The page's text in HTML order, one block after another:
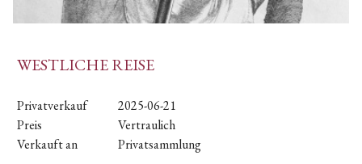
WESTLICHE REISE
Privatverkauf
2025-06-21
Preis
Vertraulich
Verkauft an
Privatsammlung